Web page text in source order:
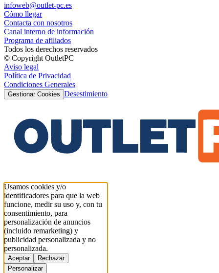
infoweb@outlet-pc.es
Cómo llegar
Contacta con nosotros
Canal interno de información
Programa de afiliados
Todos los derechos reservados
© Copyright OutletPC
Aviso legal
Política de Privacidad
Condiciones Generales
Gestionar Cookies Desestimiento
Usamos cookies y/o
identificadores para que la web
funcione, medir su uso y, con tu
consentimiento, para
personalización de anuncios
(incluido remarketing) y
publicidad personalizada y no
personalizada.
Aceptar
Rechazar
Personalizar